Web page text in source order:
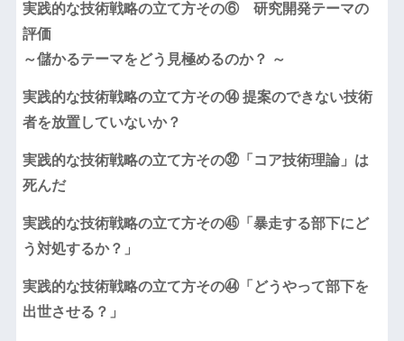
実践的な技術戦略の立て方その⑥ 研究開発テーマの
評価
～儲かるテーマをどう見極めるのか？ ～
実践的な技術戦略の立て方その⑭ 提案のできない技術
者を放置していないか？
実践的な技術戦略の立て方その㉜「コア技術理論」は
死んだ
実践的な技術戦略の立て方その㊺「暴走する部下にど
う対処するか？」
実践的な技術戦略の立て方その㊹「どうやって部下を
出世させる？」